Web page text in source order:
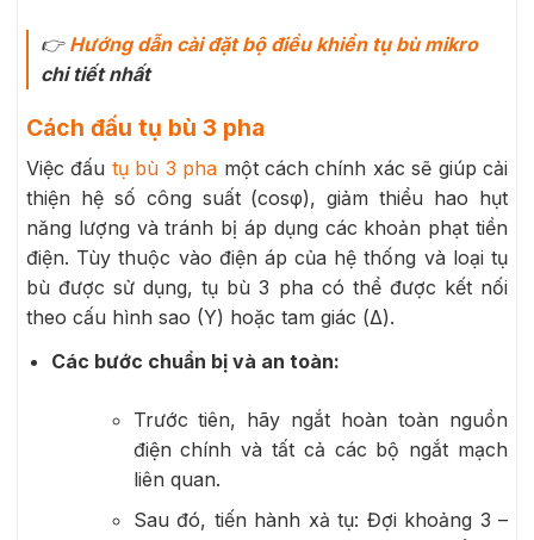
👉 Hướng dẫn cài đặt bộ điều khiển tụ bù mikro
chi tiết nhất
Cách đấu tụ bù 3 pha
Việc đấu tụ bù 3 pha một cách chính xác sẽ giúp cải
thiện hệ số công suất (cosφ), giảm thiểu hao hụt
năng lượng và tránh bị áp dụng các khoản phạt tiền
điện. Tùy thuộc vào điện áp của hệ thống và loại tụ
bù được sử dụng, tụ bù 3 pha có thể được kết nối
theo cấu hình sao (Y) hoặc tam giác (Δ).
Các bước chuẩn bị và an toàn:
Trước tiên, hãy ngắt hoàn toàn nguồn
điện chính và tất cả các bộ ngắt mạch
liên quan.
Sau đó, tiến hành xả tụ: Đợi khoảng 3 –